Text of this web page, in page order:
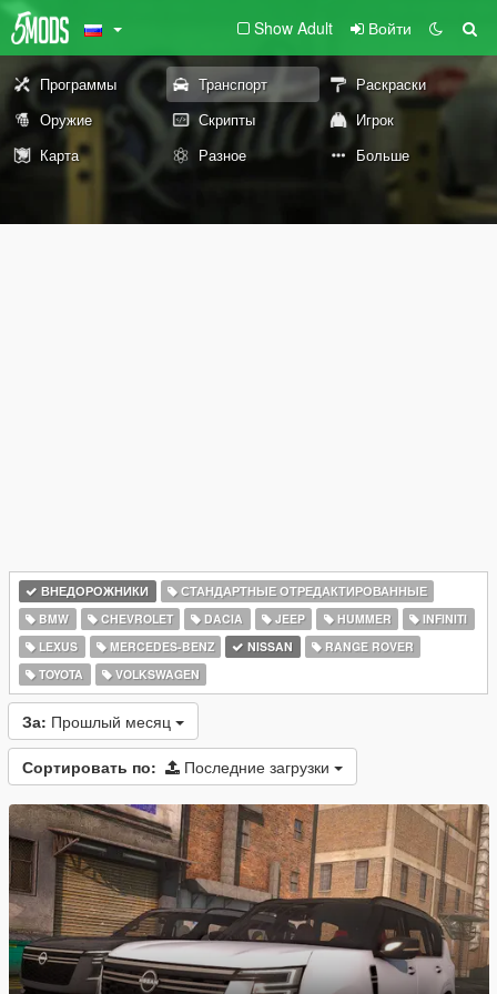
Show Adult Войти
Программы Транспорт
Раскраски
Оружие
Скрипты
Игрок
Карта
Разное Больше
ВНЕДОРОЖНИКИ
СТАНДАРТНЫЕ ОТРЕДАКТИРОВАННЫЕ
BMW
CHEVROLET DACIA JEEP HUMMER
INFINITI
LEXUS
MERCEDES-BENZ NISSAN
RANGE ROVER
TOYOTA
VOLKSWAGEN
За: Прошлый месяц
Сортировать по: Последние загрузки